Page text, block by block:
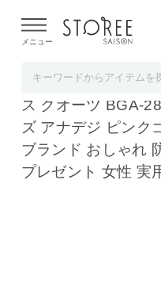
よる配送遅延が発生してお
メニュー
ベビーg ベビージ
ス クオーツ BGA-
ズ アナデジ ピンク
ブランド おしゃれ
プレゼント 女性 実